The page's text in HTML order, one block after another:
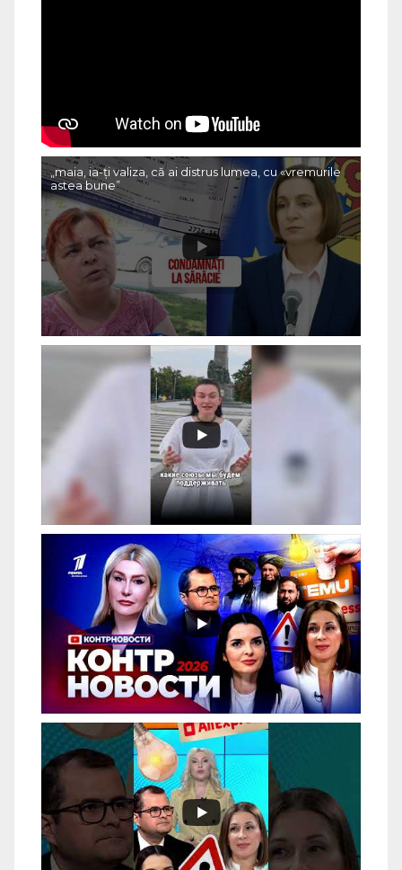
„maia, ia-ți valiza, că ai distrus lumea, cu «vremurile
astea bune”